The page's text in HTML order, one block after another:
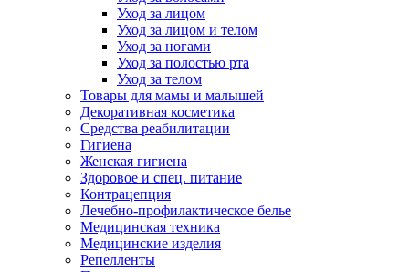
Уход за лицом
Уход за лицом и телом
Уход за ногами
Уход за полостью рта
Уход за телом
Товары для мамы и малышей
Декоративная косметика
Средства реабилитации
Гигиена
Женская гигиена
Здоровое и спец. питание
Контрацепция
Лечебно-профилактическое белье
Медицинская техника
Медицинские изделия
Репелленты